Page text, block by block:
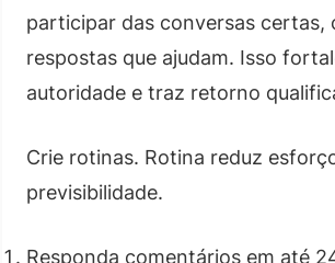
participar das conversas certas,
respostas que ajudam. Isso
autoridade e traz retorno
Crie rotinas. Rotina reduz
previsibilidade.
Responda comentários em até